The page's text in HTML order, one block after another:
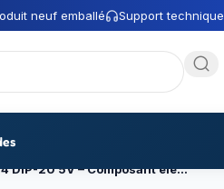
neuf emballé Support technique
Circuit intégré 74LS374 DIP-20 5V – Composant électronique 20 broches